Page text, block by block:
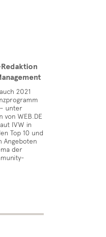
2021
unter
von WEB.DE
IVW in
Top 10 und
Angeboten
der